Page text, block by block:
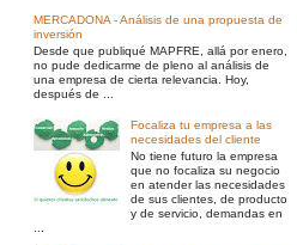
MERCADONA - Análisis de una propuesta de
inversión
Desde que publiqué MAPFRE, allá por enero,
no pude dedicarme de pleno al análisis de
una empresa de cierta relevancia. Hoy,
después de ...
Focaliza tu empresa a las
necesidades del cliente
No tiene futuro la empresa
que no focaliza su negocio
en atender las necesidades
de sus clientes, de producto
y de servicio, demandas en